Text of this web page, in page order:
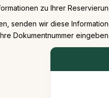
zu Ihrer
senden wir diese
Dokumentnummer